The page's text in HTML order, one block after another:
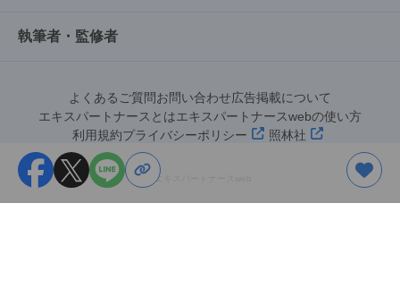
執筆者・監修者
よくあるご質問お問い合わせ広告掲載について
エキスパートナースとはエキスパートナースwebの使い方
利用規約プライバシーポリシー 照林社
©︎エキスパートナースweb